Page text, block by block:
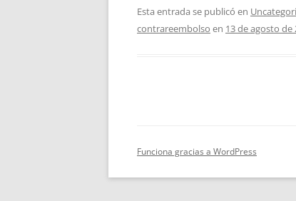
Esta entrada se publicó en
contrareembolso en 13 de agosto de
Funciona gracias a WordPress